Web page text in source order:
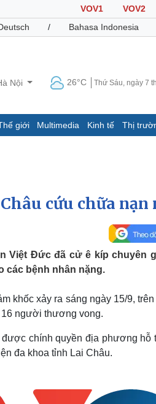
VOV1 VOV2
/ Bahasa Indonesia
Nội 26°C Thứ Sáu, ngày 7
giới Multimedia Kinh tế Thị
Dấu ấn VOV
sự - Quốc phòng
khí
tích
Thể thao
Thế giới
sống
đẹp
Văn hóa
cứu chữa
Việt Đức đã cử ê kíp
các bệnh nhân nặng.
khốc xảy ra sáng ngày 15/9,
người thương vong.
chính quyền địa phương
đa khoa tỉnh Lai Châu.